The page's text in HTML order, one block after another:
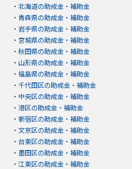
・ 北海道の助成金・補助金
・ 青森県の助成金・補助金
・ 岩手県の助成金・補助金
・ 宮城県の助成金・補助金
・ 秋田県の助成金・補助金
・ 山形県の助成金・補助金
・ 福島県の助成金・補助金
・ 千代田区の助成金・補助金
・ 中央区の助成金・補助金
・ 港区の助成金・補助金
・ 新宿区の助成金・補助金
・ 文京区の助成金・補助金
・ 台東区の助成金・補助金
・ 墨田区の助成金・補助金
・ 江東区の助成金・補助金